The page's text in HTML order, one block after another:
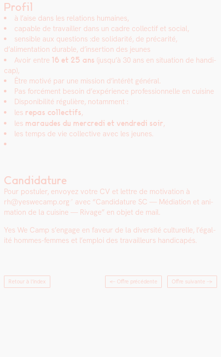
Profil
à l’aise dans les rela­tions humaines,
capa­ble de tra­vailler dans un cadre col­lec­tif et social,
sen­si­ble aux ques­tions :de sol­i­dar­ité, de pré­car­ité,
d’alimentation durable, d’insertion des jeunes
Avoir entre 16 et 25 ans (jusqu’à 30 ans en sit­u­a­tion de hand­i­
cap),
Être motivé par une mis­sion d’intérêt général.
Pas for­cé­ment besoin d’expérience pro­fes­sion­nelle en cui­sine
Disponi­bil­ité régulière, notam­ment :
les repas col­lec­tifs,
les maraudes du mer­cre­di et ven­dre­di soir,
les temps de vie col­lec­tive avec les jeunes.
Candidature
Pour pos­tuler, envoyez votre CV et let­tre de moti­va­tion à
rh@yeswecamp.org
avec “Can­di­da­ture SC — Médi­a­tion et ani­
ma­tion de la cui­sine — Rivage” en objet de mail.
Yes We Camp s’en­gage en faveur de la diver­sité cul­turelle, l’é­gal­
ité hommes-femmes et l’emploi des tra­vailleurs hand­i­capés.
Retour à l'index ← Offre précédente Offre suivante →